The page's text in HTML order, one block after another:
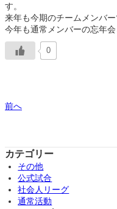
す。
来年も今期のチームメンバ
今年も通常メンバーの忘年
0
前へ
カテゴリー
その他
公式試合
社会人リーグ
通常活動